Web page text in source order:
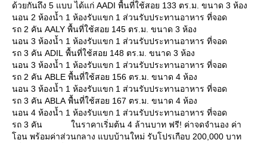
ด้วยกันถึง 5 แบบ ได้แก่ AADI พื้นที่ใช้สอย 133 ตร.ม. ขนาด 3 ห้อง
นอน 2 ห้องน้ำ 1 ห้องรับแขก 1 ส่วนรับประทานอาหาร ที่จอด
รถ 2 คัน AALY พื้นที่ใช้สอย 145 ตร.ม. ขนาด 3 ห้อง
นอน 3 ห้องน้ำ 1 ห้องรับแขก 1 ส่วนรับประทานอาหาร ที่จอด
รถ 3 คัน ADIL พื้นที่ใช้สอย 148 ตร.ม. ขนาด 3 ห้อง
นอน 3 ห้องน้ำ 1 ห้องรับแขก 1 ส่วนรับประทานอาหาร ที่จอด
รถ 2 คัน ABLE พื้นที่ใช้สอย 156 ตร.ม. ขนาด 4 ห้อง
นอน 3 ห้องน้ำ 1 ห้องรับแขก 1 ส่วนรับประทานอาหาร ที่จอด
รถ 3 คัน ABLA พื้นที่ใช้สอย 167 ตร.ม. ขนาด 4 ห้อง
นอน 4 ห้องน้ำ 1 ห้องรับแขก 1 ส่วนรับประทานอาหาร ที่จอด
รถ 3 คัน ในราคาเริ่มต้น 4 ล้านบาท ฟรี! ค่าจดจำนอง ค่า
อน พร้อมค่าส่วนกลาง แบบบ้านใหม่ รับโปรเกือบ 200,000 บาท